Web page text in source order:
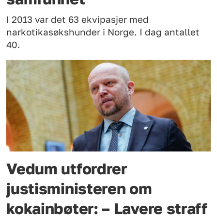
I 2013 var det 63 ekvipasjer med
narkotikasøkshunder i Norge. I dag antallet
40.
Vedum utfordrer
justisministeren om
kokainbøter: – Lavere straff